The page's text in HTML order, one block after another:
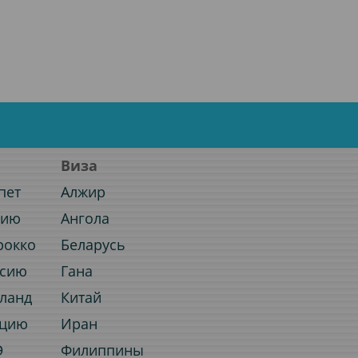
Виза
Алжир
Ангола
Беларусь
Гана
Китай
Иран
Филиппины